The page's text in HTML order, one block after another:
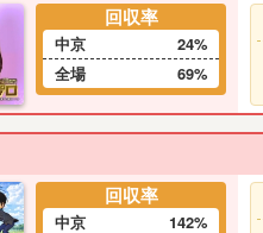
回収率
中京
24%
全場
69%
回収率
中京
142%